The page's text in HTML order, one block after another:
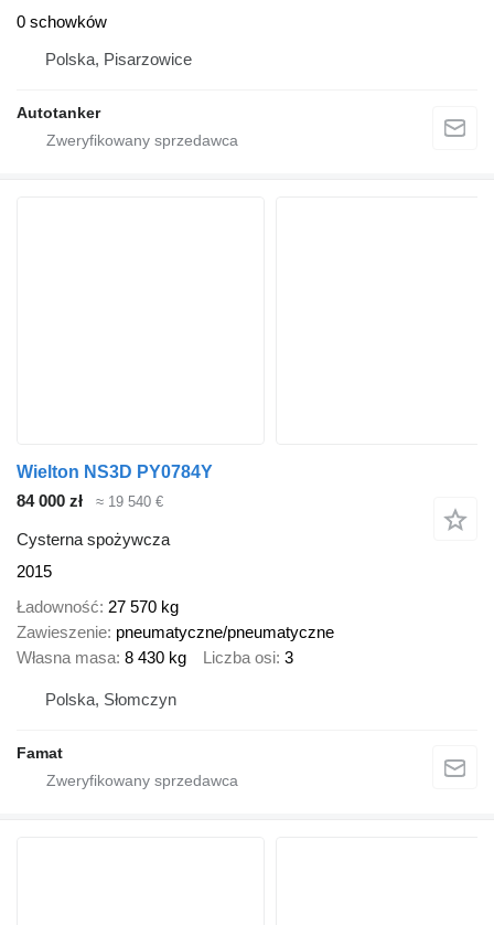
0 schowków
Polska, Pisarzowice
Autotanker
Wielton NS3D PY0784Y
84 000 zł
≈ 19 540 €
Cysterna spożywcza
2015
Ładowność 27 570 kg
Zawieszenie pneumatyczne/pneumatyczne
Własna masa 8 430 kg Liczba osi 3
Polska, Słomczyn
Famat